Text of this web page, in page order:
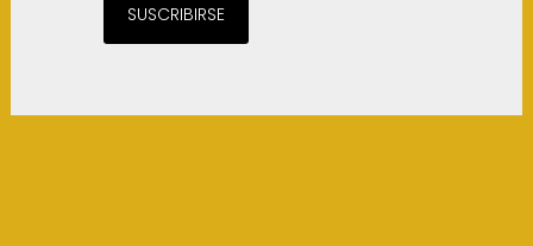
SUSCRIBIRSE